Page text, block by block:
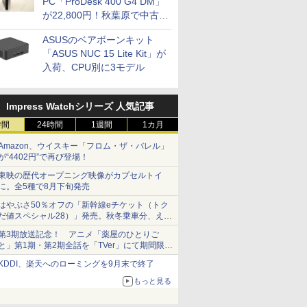
が22,800円！秋葉原で中古
PCセール
ASUSのベアボーンキット
「ASUS NUC 15 Lite Kit」が
入荷、CPU別に3モデル
Impress Watchシリーズ 人気記事
24時間 1週間 1カ月
、ウイスキー「フロム・ザ・バレル」
“4402円”で再び登場！
映の歴代オープニング映像がカプセルトイ
。全5種で8月下旬発売
やぶさ50％オフの「新幹線eチケット（トク
値スペシャル28）」発売。秋冬乗車分、えき
っと限定
3期放送記念！ アニメ「薬屋のひとりご
」第1期・第2期全話を「TVer」にて期間限定
順次無料配信開始
、楽天へのローミングを9月末で終了
もっと見る